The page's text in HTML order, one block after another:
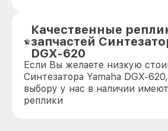
Качественные
запчастей
DGX-620
Если Вы желаете низкую
Синтезатора Yamaha DGX-
выбору у нас в наличии
реплики